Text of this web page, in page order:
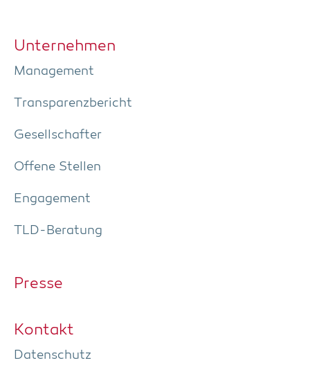
Unter­neh­men
Manage­ment
Trans­pa­renz­be­richt
Gesell­schaf­ter
Offe­ne Stellen
Enga­ge­ment
TLD-Bera­tung
Pres­se
Kon­takt
Daten­schutz